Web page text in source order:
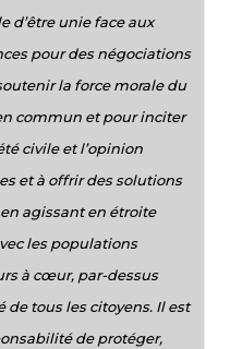
d’être unie face aux
pour des négociations
la force morale du
commun et pour inciter
civile et l’opinion
et à offrir des solutions
agissant en étroite
les populations
à cœur, par-dessus
de tous les citoyens. Il est
de protéger,